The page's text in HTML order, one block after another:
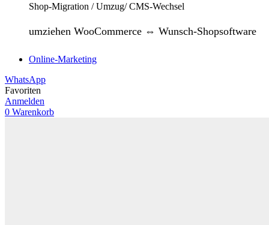
Shop-Migration / Umzug/ CMS-Wechsel
umziehen WooCommerce ⇔ Wunsch-Shopsoftware
Online-Marketing
WhatsApp
Favoriten
Anmelden
0 Warenkorb